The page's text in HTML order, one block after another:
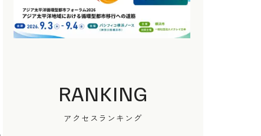
RANKING
アクセスランキング